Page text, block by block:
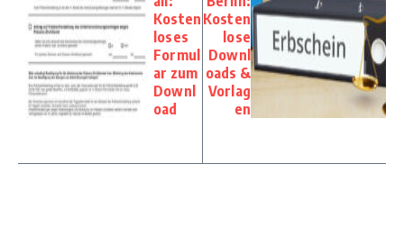
Kosten
loses
Formul
ar zum
Downl
oad
Kosten
lose
Downl
oads &
Vorlag
en